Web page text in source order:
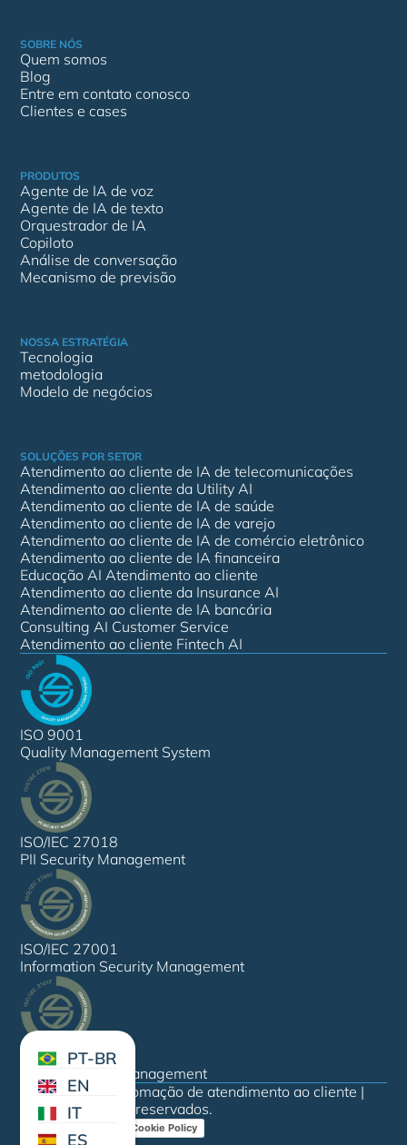
SOBRE NÓS
Quem somos
Blog
Entre em contato conosco
Clientes e cases
PRODUTOS
Agente de IA de voz
Agente de IA de texto
Orquestrador de IA
Copiloto
Análise de conversação
Mecanismo de previsão
NOSSA ESTRATÉGIA
Tecnologia
metodologia
Modelo de negócios
SOLUÇÕES POR SETOR
Atendimento ao cliente de IA de telecomunicações
Atendimento ao cliente da Utility AI
Atendimento ao cliente de IA de saúde
Atendimento ao cliente de IA de varejo
Atendimento ao cliente de IA de comércio eletrônico
Atendimento ao cliente de IA financeira
Educação AI Atendimento ao cliente
Atendimento ao cliente da Insurance AI
Atendimento ao cliente de IA bancária
Consulting AI Customer Service
Atendimento ao cliente Fintech AI
ISO 9001
Quality Management System
ISO/IEC 27018
PII Security Management
ISO/IEC 27001
Information Security Management
ISO/IEC 27017
Cloud Security Management
© Sovran AI. Automação de atendimento ao cliente |
Todos os direitos reservados.
Cookie Policy
PT-BR
EN
IT
ES